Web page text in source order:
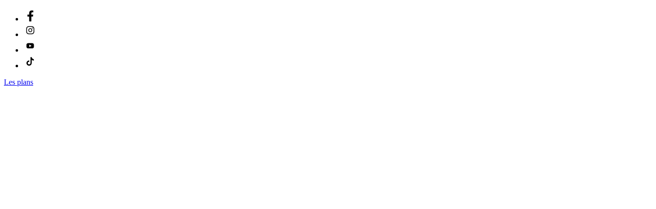
Les plans